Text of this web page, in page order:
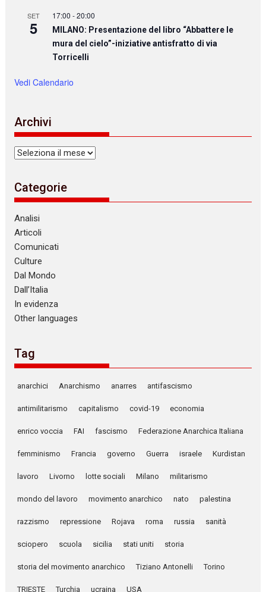
SET
5
17:00 -20:00
MILANO: Presentazione del libro “Abbattere le
mura del cielo”-iniziative antisfratto di via
Torricelli
Vedi Calendario
Archivi
Archivi
Categorie
Analisi
Articoli
Comunicati
Culture
Dal Mondo
Dall’Italia
In evidenza
Other languages
Tag
anarchici Anarchismo anarres antifascismo
antimilitarismo capitalismo covid-19 economia
enrico voccia FAI fascismo Federazione Anarchica Italiana
femminismo Francia governo Guerra israele Kurdistan
lavoro Livorno lotte sociali Milano militarismo
mondo del lavoro movimento anarchico nato palestina
razzismo repressione Rojava roma russia sanità
sciopero scuola sicilia stati uniti storia
storia del movimento anarchico Tiziano Antonelli Torino
TRIESTE Turchia ucraina USA